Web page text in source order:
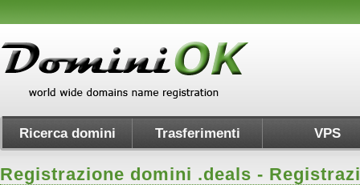
Ricerca domini Trasferimenti VPS
Registrazione domini .deals -